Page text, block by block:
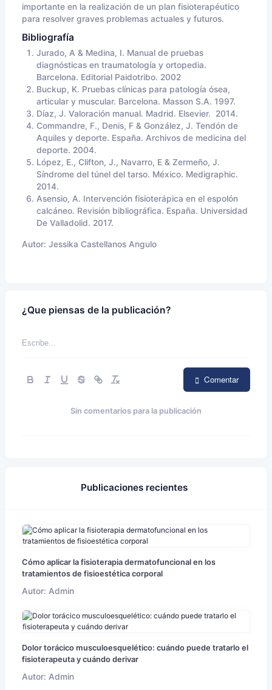
importante en la realización de un plan fisioterapéutico
para resolver graves problemas actuales y futuros.
Bibliografía
Jurado, A & Medina, I. Manual de pruebas
diagnósticas en traumatología y ortopedia.
Barcelona. Editorial Paidotribo. 2002
Buckup, K. Pruebas clínicas para patología ósea,
articular y muscular. Barcelona. Masson S.A. 1997.
Díaz, J. Valoración manual. Madrid. Elsevier. 2014.
Commandre, F., Denis, F & González, J. Tendón de
Aquiles y deporte. España. Archivos de medicina del
deporte. 2004.
López, E., Clifton, J., Navarro, E & Zermeño, J.
Síndrome del túnel del tarso. México. Medigraphic.
2014.
Asensio, A. Intervención fisioterápica en el espolón
calcáneo. Revisión bibliográfica. España. Universidad
De Valladolid. 2017.
Autor: Jessika Castellanos Angulo
¿Que piensas de la publicación?
Comentar
Sin comentarios para la publicación
Publicaciones recientes
Cómo aplicar la fisioterapia dermatofuncional en los
tratamientos de fisioestética corporal
Autor: Admin
Dolor torácico musculoesquelético: cuándo puede tratarlo el
fisioterapeuta y cuándo derivar
Autor: Admin